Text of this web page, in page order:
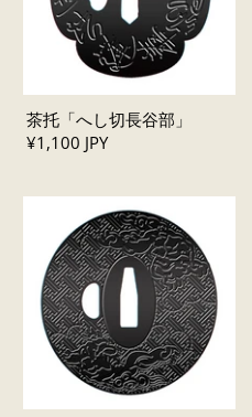
茶托「へし切長谷部」
¥1,100 JPY